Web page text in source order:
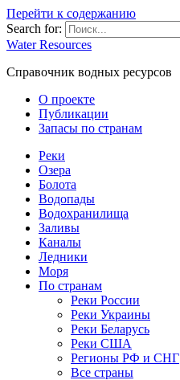
Перейти к содержанию
Search for:
Water Resources
Справочник водных ресурсов
О проекте
Публикации
Запасы по странам
Реки
Озера
Болота
Водопады
Водохранилища
Заливы
Каналы
Ледники
Моря
По странам
Реки России
Реки Украины
Реки Беларусь
Реки США
Регионы РФ и СНГ
Все страны